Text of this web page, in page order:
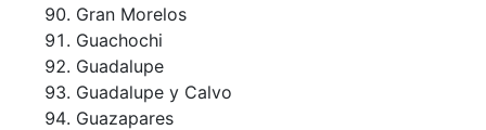
Gran Morelos
Guachochi
Guadalupe
Guadalupe y Calvo
Guazapares